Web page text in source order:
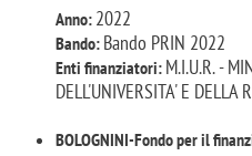
Anno: 2022
Bando: Bando PRIN 2022
Enti finanziatori: M.I.U.R. -
DELL'UNIVERSITA' E DELLA
BOLOGNINI-Fondo per il